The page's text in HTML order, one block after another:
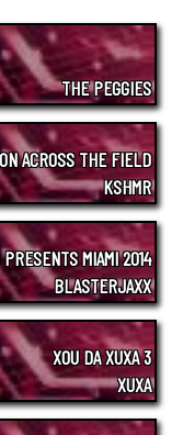
THE PEGGIES
ACROSS THE FIELD
KSHMR
MIAMI 2014
BLASTERJAXX
XOU DA XUXA 3
XUXA